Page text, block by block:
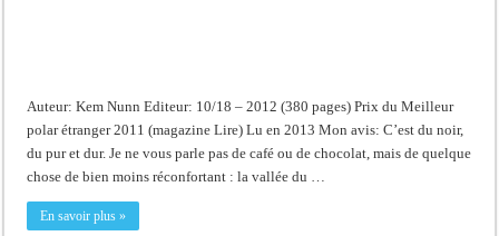
Auteur: Kem Nunn Editeur: 10/18 – 2012 (380 pages) Prix du Meilleur
polar étranger 2011 (magazine Lire) Lu en 2013 Mon avis: C’est du noir,
du pur et dur. Je ne vous parle pas de café ou de chocolat, mais de quelque
chose de bien moins réconfortant : la vallée du …
En savoir plus »